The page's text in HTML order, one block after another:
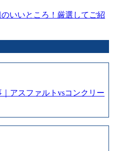
のいいところ！厳選してご紹
アスファルトvsコンクリー